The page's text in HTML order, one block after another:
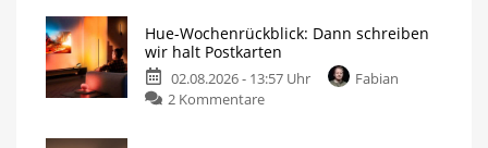
Hue-Wochenrückblick: Dann schreiben
wir halt Postkarten
02.08.2026 - 13:57 Uhr
Fabian
2 Kommentare